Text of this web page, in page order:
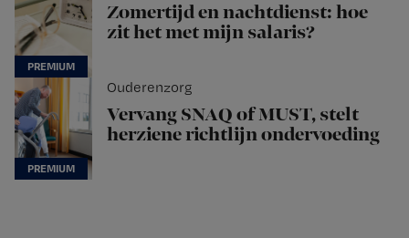
Zomertijd en nachtdienst: hoe
zit het met mijn salaris?
Ouderenzorg
Vervang SNAQ of MUST, stelt
herziene richtlijn ondervoeding